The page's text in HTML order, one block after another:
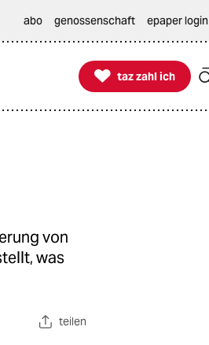
abo genossenschaft epaper login

taz zahl ich
taz zahl ich
von
was
teilen